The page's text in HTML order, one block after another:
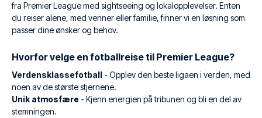
fra Premier League med sightseeing og lokalopplevelser. Enten
du reiser alene, med venner eller familie, finner vi en løsning som
passer dine ønsker og behov.
Hvorfor velge en fotballreise til Premier League?
Verdensklassefotball - Opplev den beste ligaen i verden, med
noen av de største stjernene.
Unik atmosfære - Kjenn energien på tribunen og bli en del av
stemningen.